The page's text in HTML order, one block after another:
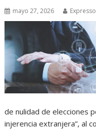
mayo 27, 2026
de nulidad de elecciones
injerencia extranjera”, al